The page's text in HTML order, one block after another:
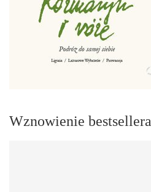
Wznowienie bestsellera